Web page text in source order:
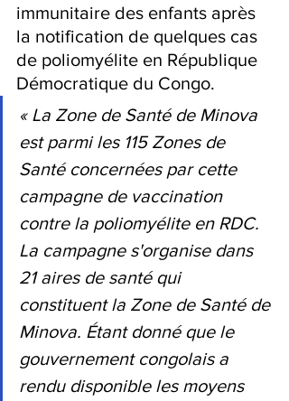
immunitaire des enfants après
la notification de quelques cas
de poliomyélite en République
Démocratique du Congo.
« La Zone de Santé de Minova
est parmi les 115 Zones de
Santé concernées par cette
campagne de vaccination
contre la poliomyélite en RDC.
La campagne s'organise dans
21 aires de santé qui
constituent la Zone de Santé de
Minova. Étant donné que le
gouvernement congolais a
rendu disponible les moyens